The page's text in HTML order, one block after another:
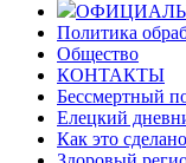
Политика
Общество
КОНТАКТЫ
Бессмертный
Елецкий
Как это сделано